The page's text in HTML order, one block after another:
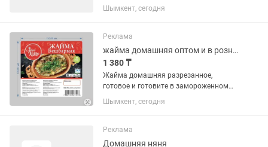
балаға жақсы қарау,жауапты таза
адам керек.
Шымкент, сегодня
Реклама
жайма домашняя оптом и в розницу
1 380 ₸
Жайма домашняя разрезанное,
готовое и готовите в замороженном
виде. Работаем седьмой год , срок
хранения 6 мес , есть
сотрудничеству со всех городов .Товар
вакумированной...
Шымкент, сегодня
Реклама
Домашняя няня